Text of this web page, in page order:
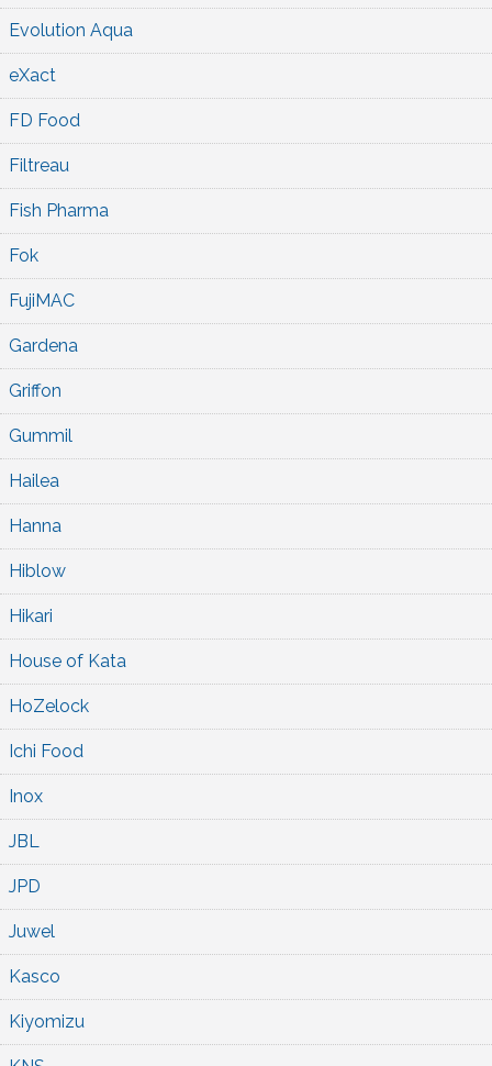
Evolution Aqua
eXact
FD Food
Filtreau
Fish Pharma
Fok
FujiMAC
Gardena
Griffon
Gummil
Hailea
Hanna
Hiblow
Hikari
House of Kata
HoZelock
Ichi Food
Inox
JBL
JPD
Juwel
Kasco
Kiyomizu